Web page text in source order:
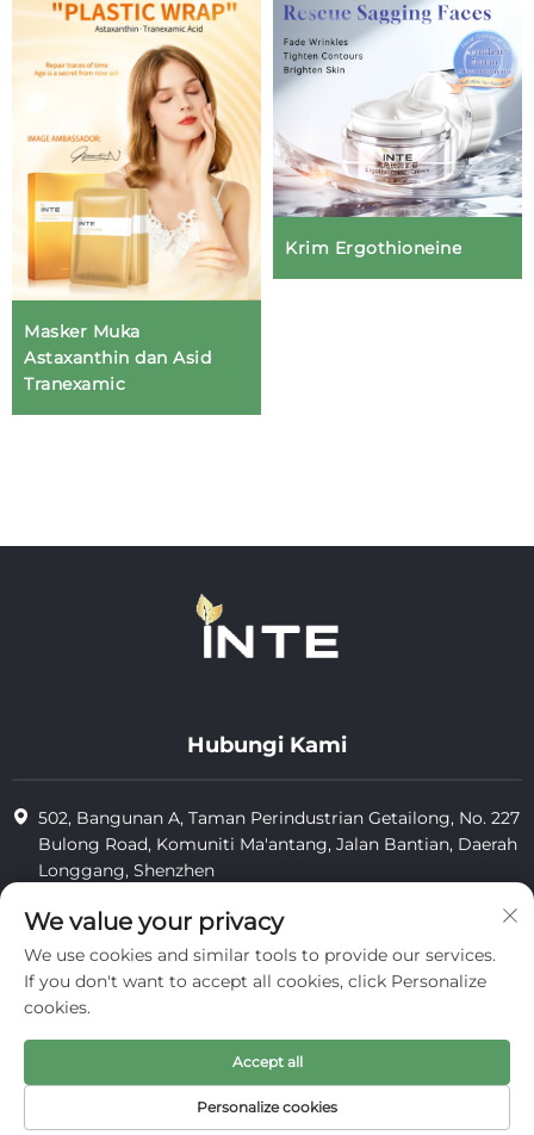
Masker Muka
Astaxanthin dan Asid
Tranexamic
Krim Ergothioneine
Hubungi Kami
502, Bangunan A, Taman Perindustrian Getailong, No. 227
Bulong Road, Komuniti Ma'antang, Jalan Bantian, Daerah
Longgang, Shenzhen
+86-13823773549
[email protected]
privasi
We value your privacy
We use cookies and similar tools to provide our services.
If you don't want to accept all cookies, click Personalize
cookies.
Personalize cookies
Accept all